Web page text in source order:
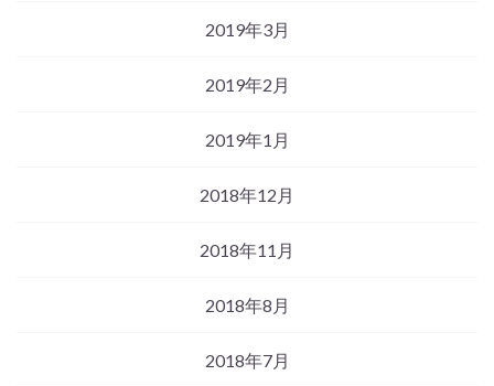
2019年3月
2019年2月
2019年1月
2018年12月
2018年11月
2018年8月
2018年7月